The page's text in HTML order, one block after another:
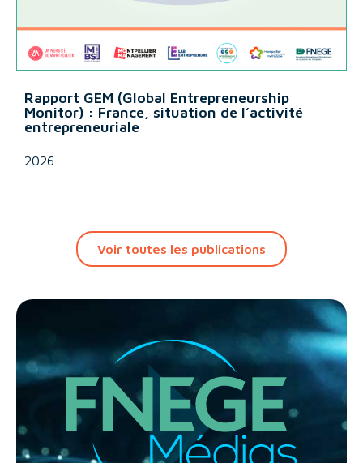
Rapport GEM (Global Entrepreneurship
Monitor) : France, situation de l’activité
entrepreneuriale
2026
Voir toutes les publications